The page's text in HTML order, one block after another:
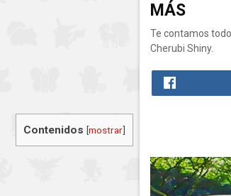
MÁS
Te contamos
Cherubi Shiny.
Contenidos [mostrar]